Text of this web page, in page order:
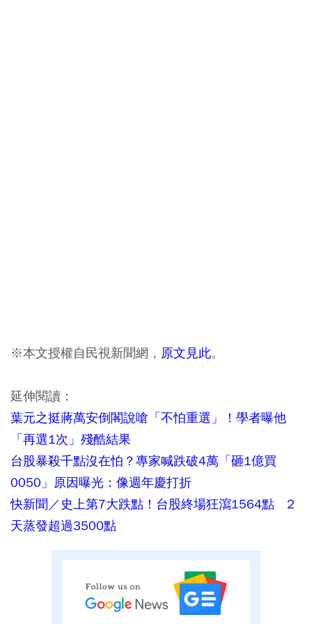
※本文授權自民視新聞網， 原文見此。
延伸閱讀：
葉元之挺蔣萬安倒閣說嗆「不怕重選」！學者曝他
「再選1次」殘酷結果
台股暴殺千點沒在怕？專家喊跌破4萬「砸1億買
0050」原因曝光：像週年慶打折
快新聞／史上第7大跌點！台股終場狂瀉1564點 2
天蒸發超過3500點